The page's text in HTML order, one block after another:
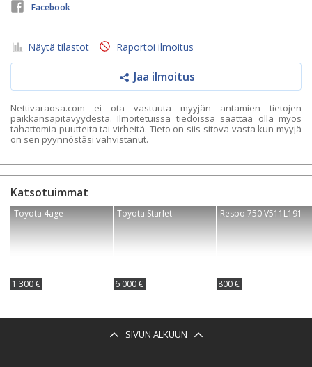
Facebook
Näytä tilastot Raportoi ilmoitus
Jaa ilmoitus
Nettivaraosa.com ei ota vastuuta myyjän antamien tietojen
paikkansapitävyydestä. Ilmoitetuissa tiedoissa saattaa olla myös
tahattomia puutteita tai virheitä. Tieto on siis sitova vasta kun myyjä
on sen pyynnöstäsi vahvistanut.
Katsotuimmat
Toyota 4age
1 300 €
Toyota Starlet
6 000 €
Respo 750 V511L191
800 €
SIVUN ALKUUN